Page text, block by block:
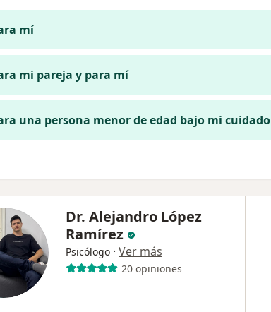
mí
mi pareja y para mí
una persona menor de edad bajo mi cuidado
Dr. Alejandro López
Ramírez
Psicólogo · Ver más
20 opiniones